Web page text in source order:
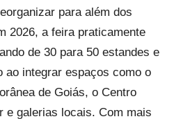
para além dos
2026, a feira praticamente
de 30 para 50 estandes e
ao integrar espaços como o
de Goiás, o Centro
e galerias locais. Com mais